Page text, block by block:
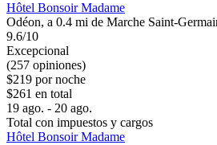
Hôtel Bonsoir Madame
Odéon, a 0.4 mi de Marche Saint-
9.6/10
Excepcional
(257 opiniones)
$219 por noche
$261 en total
19 ago. - 20 ago.
Total con impuestos y cargos
Hôtel Bonsoir Madame